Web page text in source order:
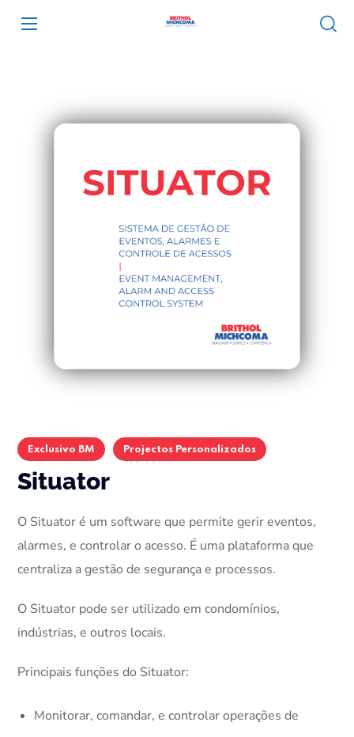
Exclusivo BM Projectos Personalizados
Situator
O Situator é um software que permite gerir eventos,
alarmes, e controlar o acesso. É uma plataforma que
centraliza a gestão de segurança e processos.
O Situator pode ser utilizado em condomínios,
indústrias, e outros locais.
Principais funções do Situator:
Monitorar, comandar, e controlar operações de